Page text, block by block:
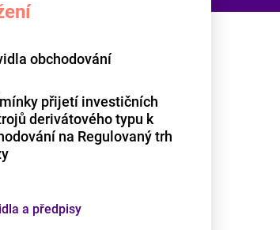
obchodování
přijetí investičních
derivátového typu k
na Regulovaný trh
a předpisy